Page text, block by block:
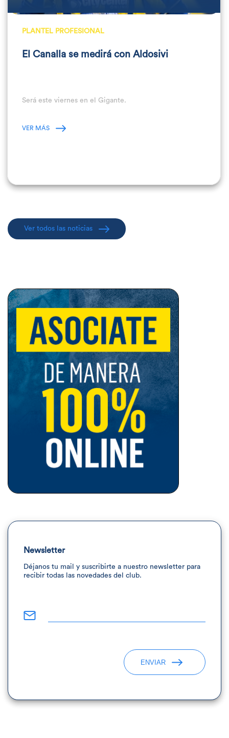
Newsletter
Déjanos tu mail y suscribirte a nuestro newsletter para
recibir todas las novedades del club.
ENVIAR
PLANTEL PROFESIONAL
El Canalla se medirá con Aldosivi
Será este viernes en el Gigante.
VER MÁS
Ver todos las noticias